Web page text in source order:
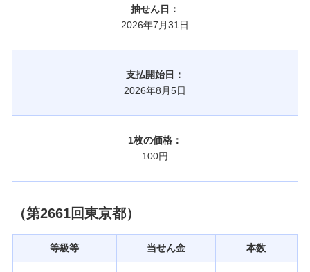
抽せん日：
2026年7月31日
支払開始日：
2026年8月5日
1枚の価格：
100円
（第2661回東京都）
等級等 当せん金 本数